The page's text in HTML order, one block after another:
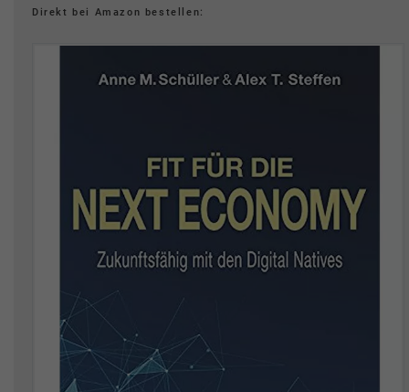
Direkt bei Amazon bestellen: